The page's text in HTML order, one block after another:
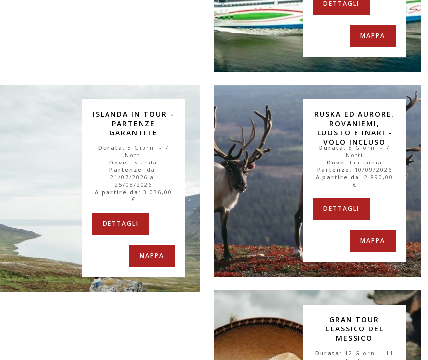
DETTAGLI
MAPPA
ISLANDA IN TOUR -
PARTENZE
GARANTITE
Durata : 8 Giorni - 7
Notti
Dove : Islanda
Partenze : dal
21/07/2026 al
25/08/2026
A partire da :3.036,00
€
DETTAGLI
MAPPA
RUSKA ED AURORE,
ROVANIEMI,
LUOSTO E INARI -
VOLO INCLUSO
Durata : 8 Giorni - 7
Notti
Dove : Finlandia
Partenze : 10/09/2026
A partire da :2.890,00
€
DETTAGLI
MAPPA
GRAN TOUR
CLASSICO DEL
MESSICO
Durata : 12 Giorni - 11